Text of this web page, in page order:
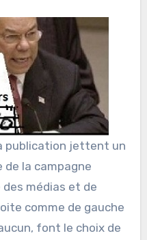
publication jettent un
de la campagne
médias et de
comme de gauche
font le choix de